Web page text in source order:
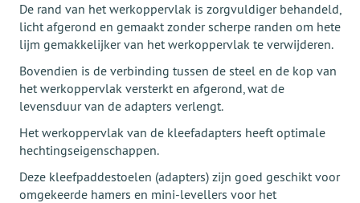
De rand van het werkoppervlak is zorgvuldiger behandeld,
licht afgerond en gemaakt zonder scherpe randen om hete
lijm gemakkelijker van het werkoppervlak te verwijderen.
Bovendien is de verbinding tussen de steel en de kop van
het werkoppervlak versterkt en afgerond, wat de
levensduur van de adapters verlengt.
Het werkoppervlak van de kleefadapters heeft optimale
hechtingseigenschappen.
Deze kleefpaddestoelen (adapters) zijn goed geschikt voor
omgekeerde hamers en mini-levellers voor het